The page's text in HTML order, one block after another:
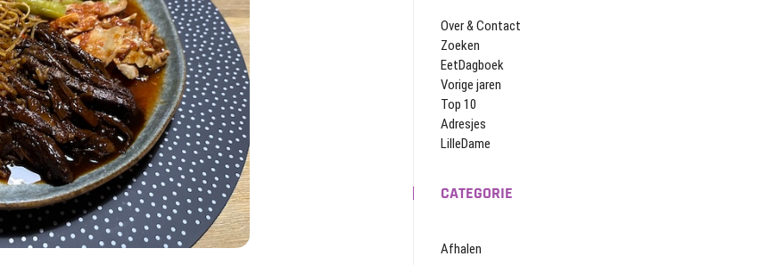
Over & Contact
Zoeken
EetDagboek
Vorige jaren
Top 10
Adresjes
LilleDame
CATEGORIE
Afhalen